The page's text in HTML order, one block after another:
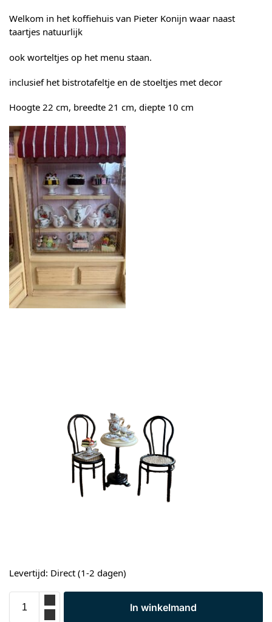
Welkom in het koffiehuis van Pieter Konijn waar naast
taartjes natuurlijk
ook worteltjes op het menu staan.
inclusief het bistrotafeltje en de stoeltjes met decor
Hoogte 22 cm, breedte 21 cm, diepte 10 cm
Levertijd: Direct (1-2 dagen)
In winkelmand